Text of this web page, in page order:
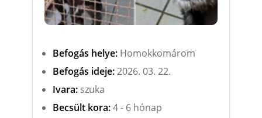
Befogás helye:Homokkomárom
Befogás ideje:2026. 03. 22.
Ivara:szuka
Becsült kora:4 - 6 hónap